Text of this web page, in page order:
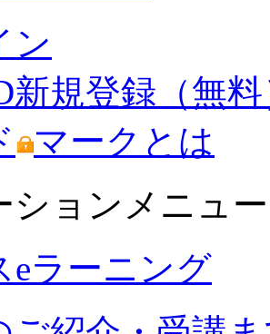
ン
新規登録（無
マークとは
ションメニュー
eラーニング